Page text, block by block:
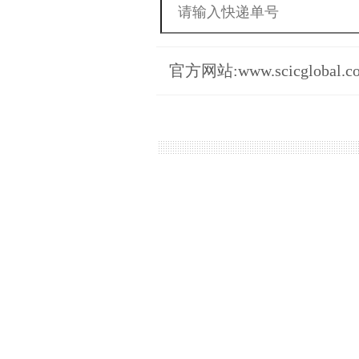
官方网站